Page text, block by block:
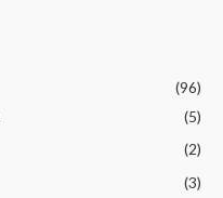
(96)
(5)
(2)
(3)